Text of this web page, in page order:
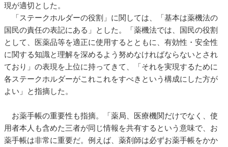
現が適切とした。
「ステークホルダーの役割」に関しては、「基本は薬機法の
国民の責任の表記にある」とした。「薬機法では、国民の役割
として、医薬品等を適正に使用するとともに、有効性・安全性
に関する知識と理解を深めるよう努めなければならないとされ
ており」の表現を上位に持ってきて、「それを実現するために
各ステークホルダーがこれこれをすべきという構成にした方が
よい」と指摘した。
お薬手帳の重要性も指摘。「薬局、医療機関だけでなく、使
用者本人も含めた三者が同じ情報を共有するという意味で、お
薬手帳は非常に重要だ。例えば、薬剤師は必ずお薬手帳をかか